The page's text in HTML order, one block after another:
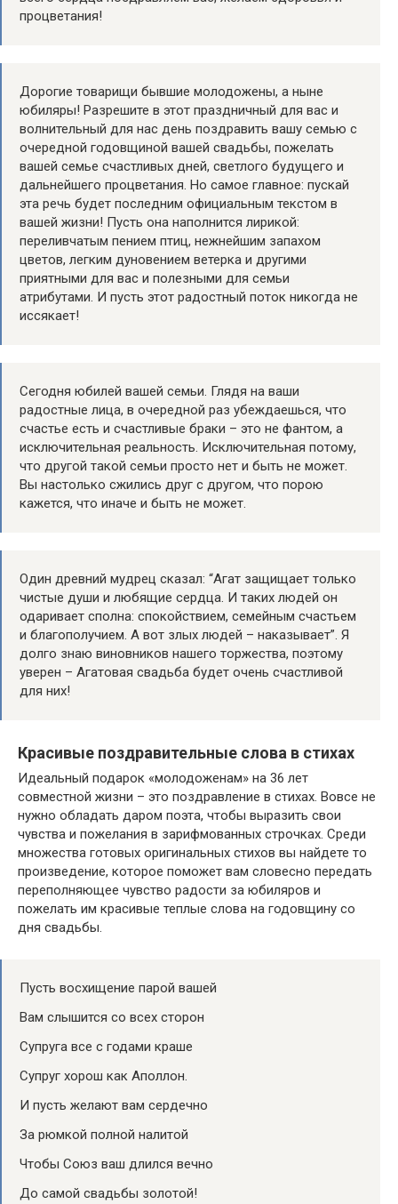
процветания!
Дорогие товарищи бывшие молодожены, а ныне
юбиляры! Разрешите в этот праздничный для вас и
волнительный для нас день поздравить вашу семью с
очередной годовщиной вашей свадьбы, пожелать
вашей семье счастливых дней, светлого будущего и
дальнейшего процветания. Но самое главное: пускай
эта речь будет последним официальным текстом в
вашей жизни! Пусть она наполнится лирикой:
переливчатым пением птиц, нежнейшим запахом
цветов, легким дуновением ветерка и другими
приятными для вас и полезными для семьи
атрибутами. И пусть этот радостный поток никогда не
иссякает!
Сегодня юбилей вашей семьи. Глядя на ваши
радостные лица, в очередной раз убеждаешься, что
счастье есть и счастливые браки – это не фантом, а
исключительная реальность. Исключительная потому,
что другой такой семьи просто нет и быть не может.
Вы настолько сжились друг с другом, что порою
кажется, что иначе и быть не может.
Один древний мудрец сказал: “Агат защищает только
чистые души и любящие сердца. И таких людей он
одаривает сполна: спокойствием, семейным счастьем
и благополучием. А вот злых людей – наказывает”. Я
долго знаю виновников нашего торжества, поэтому
уверен – Агатовая свадьба будет очень счастливой
для них!
Красивые поздравительные слова в стихах
Идеальный подарок «молодоженам» на 36 лет
совместной жизни – это поздравление в стихах. Вовсе не
нужно обладать даром поэта, чтобы выразить свои
чувства и пожелания в зарифмованных строчках. Среди
множества готовых оригинальных стихов вы найдете то
произведение, которое поможет вам словесно передать
переполняющее чувство радости за юбиляров и
пожелать им красивые теплые слова на годовщину со
дня свадьбы.
Пусть восхищение парой вашей
Вам слышится со всех сторон
Супруга все с годами краше
Супруг хорош как Аполлон.
И пусть желают вам сердечно
За рюмкой полной налитой
Чтобы Союз ваш длился вечно
До самой свадьбы золотой!